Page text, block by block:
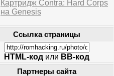
Картридж Contra: Hard Corps
на Genesis
Ссылка страницы
HTML-код или BB-код
Партнеры сайта